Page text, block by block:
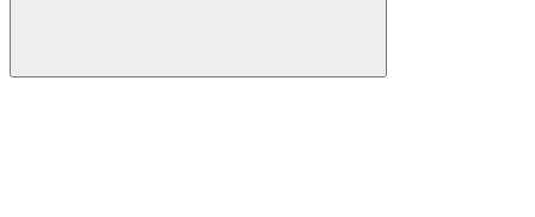
Buscar